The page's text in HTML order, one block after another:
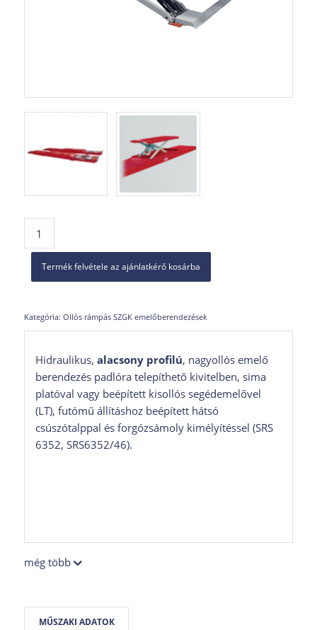
Termék felvétele az ajánlatkérő kosárba
Kategória: Ollós rámpás SZGK emelőberendezések
Hidraulikus, alacsony profilú, nagyollós emelő
berendezés padlóra telepíthető kivitelben, sima
platóval vagy beépített kisollós segédemelővel
(LT), futómű állításhoz beépített hátsó
csúszótalppal és forgózsámoly kimélyítéssel (SRS
6352, SRS6352/46).
még több
MŰSZAKI ADATOK